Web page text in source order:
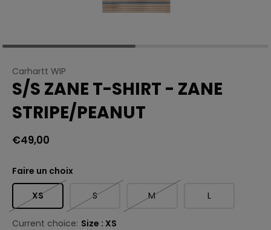
Carhartt WIP
S/S ZANE T-SHIRT - ZANE
STRIPE/PEANUT
€49,00
Faire un choix
XS S M L
Current choice: Size : XS